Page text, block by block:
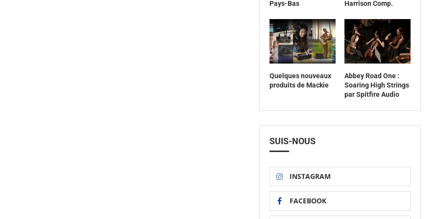
Pays-Bas Harrison Comp.
Quelques nouveaux
produits de Mackie
Abbey Road One :
Soaring High Strings
par Spitfire Audio
SUIS-NOUS
INSTAGRAM
FACEBOOK